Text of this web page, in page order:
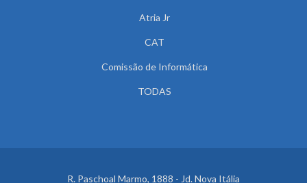
Atria Jr
CAT
Comissão de Informática
TODAS
R. Paschoal Marmo, 1888 - Jd. Nova Itália